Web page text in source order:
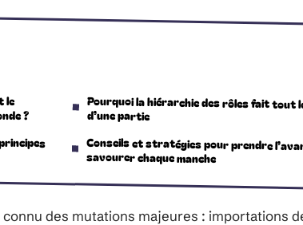
le
?
Pourquoi la hiérarchie des rôles fait tout
d’une partie
Conseils et stratégies pour prendre
savourer chaque manche
des mutations majeures : importations